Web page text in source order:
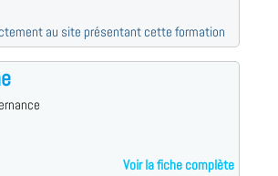
au site présentant cette formation
Voir la fiche complète